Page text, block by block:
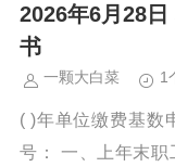
2026年6月28
书
一颗大白菜 1
( )年单位缴费基数
号： 一、上年末职